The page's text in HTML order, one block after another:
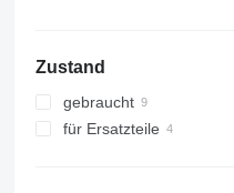
375
390
8055
8056
Zustand
gebraucht
für Ersatzteile